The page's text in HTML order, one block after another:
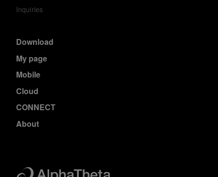
Inquiries
Download
My page
Mobile
Cloud
CONNECT
About